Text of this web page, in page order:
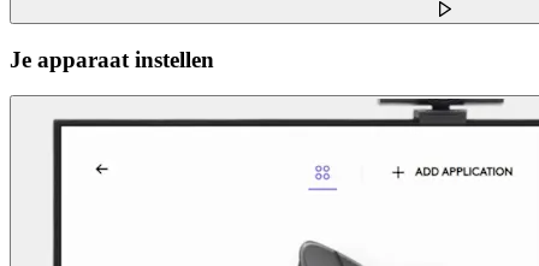
Je apparaat instellen